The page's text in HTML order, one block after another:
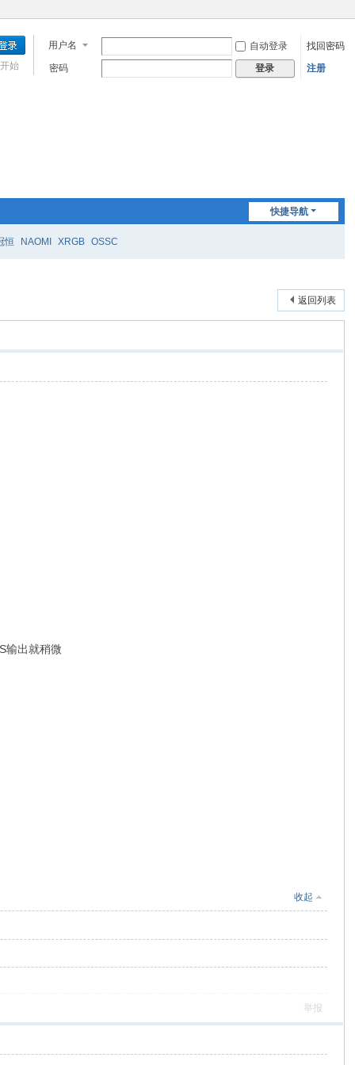
用户名 自动登录
找回密码
密码
登录 注册
始
快捷导航
恒 NAOMI XRGB OSSC
返回列表
输出就稍微
收起
举报